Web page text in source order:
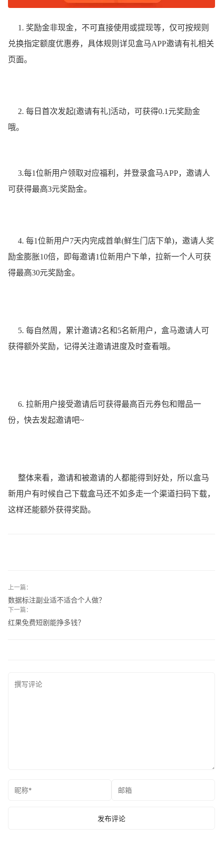
1. 奖励金非现金，不可直接使用或提现等，仅可按规则
兑换指定额度优惠券，具体规则详见盒马APP邀请有礼相关
页面。
2. 每日首次发起[邀请有礼]活动，可获得0.1元奖励金
哦。
3.每1位新用户领取对应福利，并登录盒马APP，邀请人
可获得最高3元奖励金。
4. 每1位新用户7天内完成首单(鲜生门店下单)，邀请人奖
励金膨胀10倍，即每邀请1位新用户下单，拉新一个人可获
得最高30元奖励金。
5. 每自然周，累计邀请2名和5名新用户，盒马邀请人可
获得额外奖励，记得关注邀请进度及时查看哦。
6. 拉新用户接受邀请后可获得最高百元券包和赠品一
份，快去发起邀请吧~
整体来看，邀请和被邀请的人都能得到好处，所以盒马
新用户有时候自己下载盒马还不如多走一个渠道扫码下载，
这样还能额外获得奖励。
上一篇：
数据标注副业适不适合个人做？
下一篇：
红果免费短剧能挣多钱？